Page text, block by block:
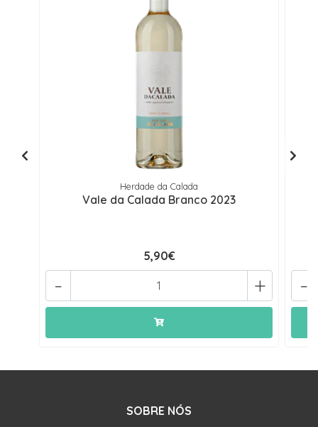
Herdade da Calada
Vale da Calada Branco 2023
5,90€
+
- -
SOBRE NÓS